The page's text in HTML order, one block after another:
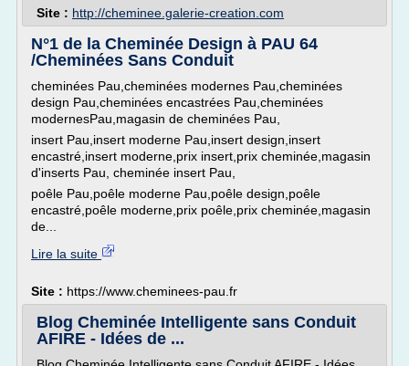
Site : http://cheminee.galerie-creation.com
N°1 de la Cheminée Design à PAU 64
/Cheminées Sans Conduit
cheminées Pau,cheminées modernes Pau,cheminées
design Pau,cheminées encastrées Pau,cheminées
modernesPau,magasin de cheminées Pau,
insert Pau,insert moderne Pau,insert design,insert
encastré,insert moderne,prix insert,prix cheminée,magasin
d'inserts Pau, cheminée insert Pau,
poêle Pau,poêle moderne Pau,poêle design,poêle
encastré,poêle moderne,prix poêle,prix cheminée,magasin
de...
Lire la suite
Site : https://www.cheminees-pau.fr
Blog Cheminée Intelligente sans Conduit
AFIRE - Idées de ...